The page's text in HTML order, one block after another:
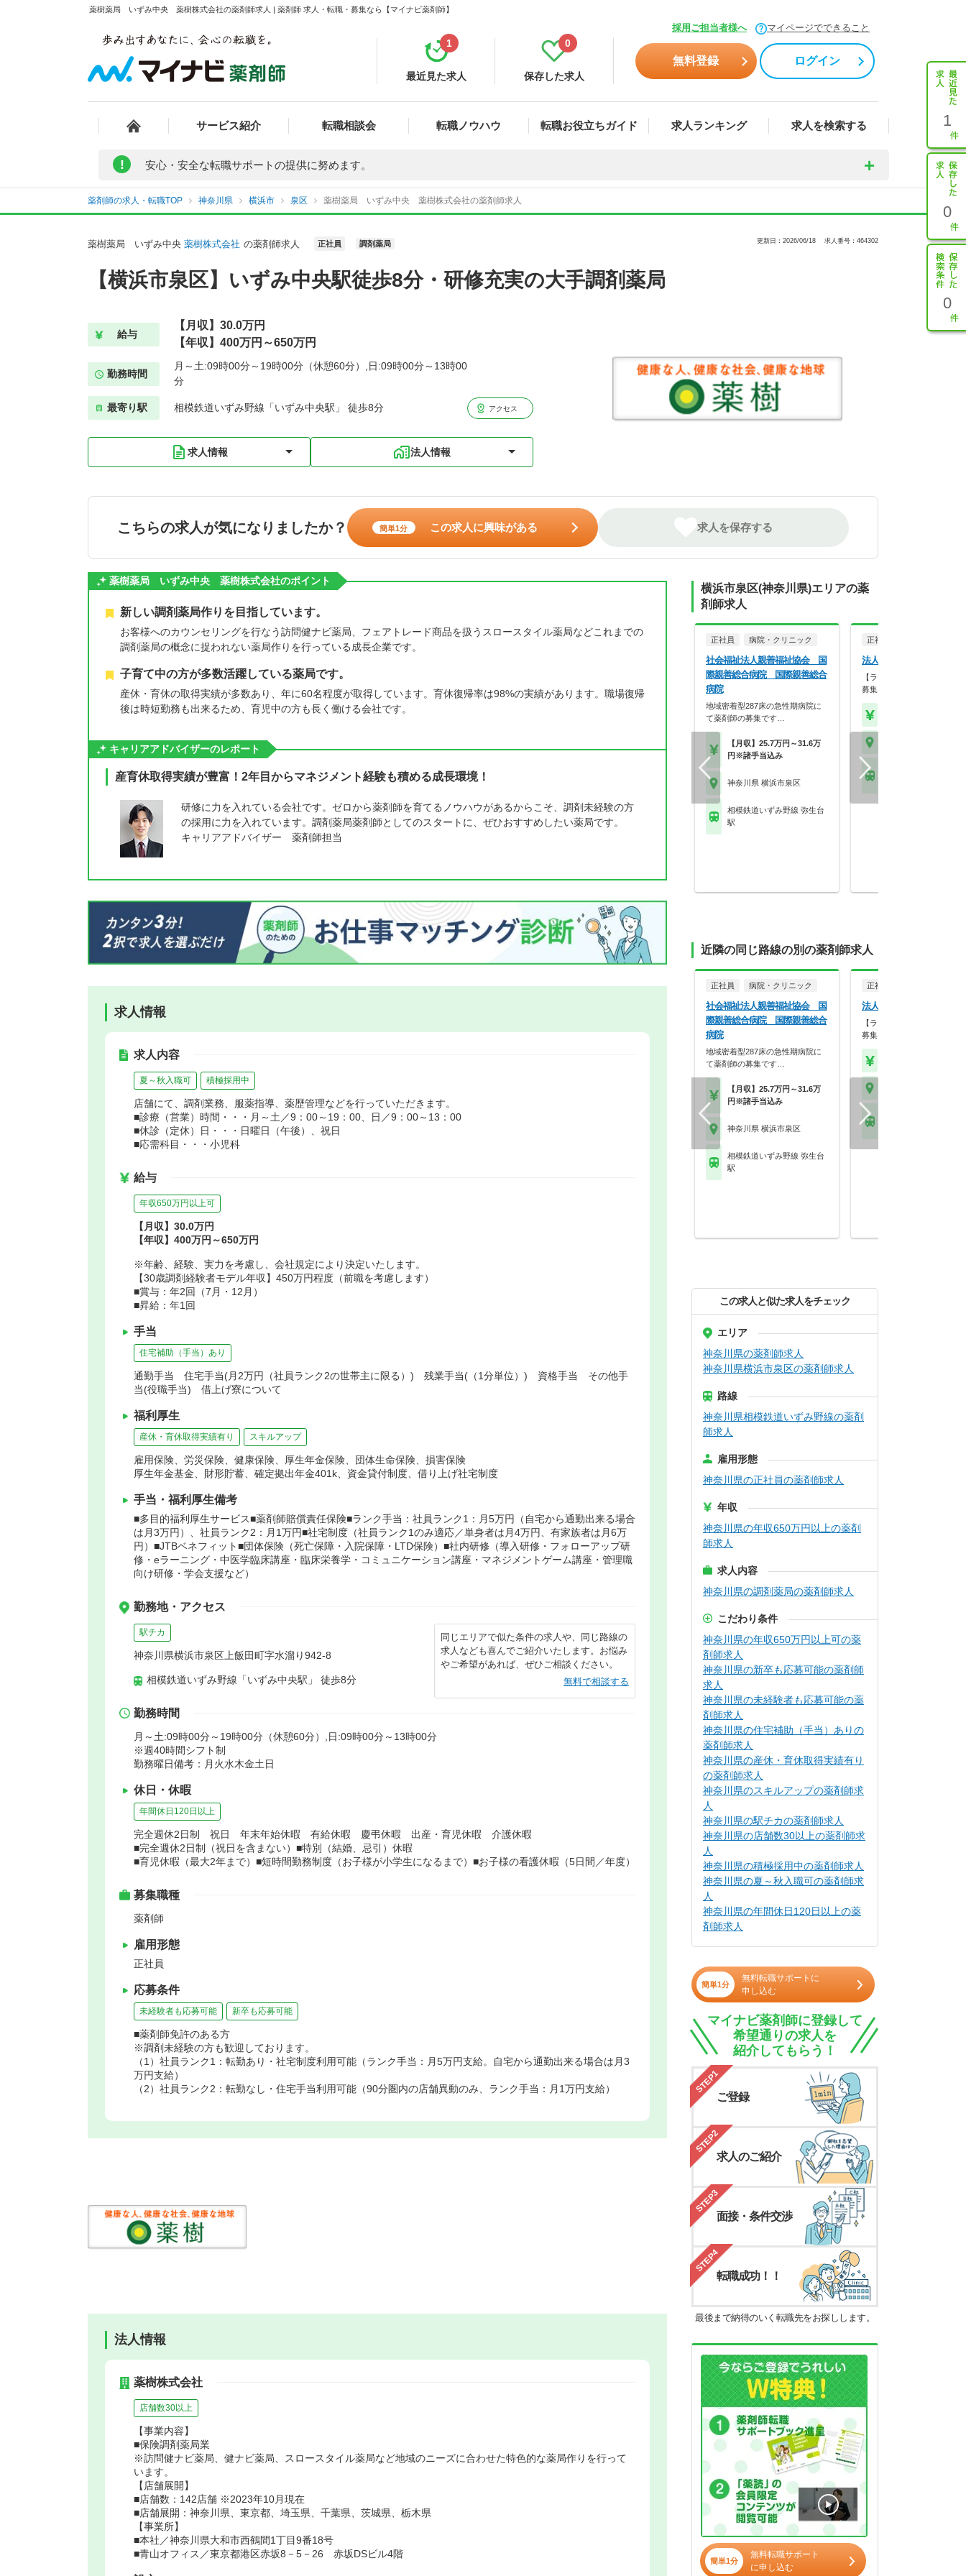
薬樹薬局 いずみ中央 薬樹株式会社の薬剤師求人 | 薬剤師 求人・転職・募集なら【マイナビ薬剤師】
採用ご担当者様へ マイページでできること
最近見た求人
1
保存した求人
0
無料登録 ログイン
サービス紹介 転職相談会 転職ノウハウ 転職お役立ちガイド 求人ランキング 求人を検索する 1
0
0
! 安心・安全な転職サポートの提供に努めます。
薬剤師の求人・転職TOP 神奈川県 横浜市 泉区 薬樹薬局 いずみ中央 薬樹株式会社の薬剤師求人
薬樹薬局 いずみ中央 薬樹株式会社 の薬剤師求人 正社員 調剤薬局 更新日：2026/06/18 求人番号：464302
【横浜市泉区】いずみ中央駅徒歩8分・研修充実の大手調剤薬局
給与
【月収】30.0万円
【年収】400万円～650万円
勤務時間
月～土:09時00分～19時00分（休憩60分）,日:09時00分～13時00
分
最寄り駅 相模鉄道いずみ野線「いずみ中央駅」 徒歩8分 アクセス
求人情報 法人情報
こちらの求人が気になりましたか？ 簡単1分 この求人に興味がある 求人を保存する
薬樹薬局 いずみ中央 薬樹株式会社のポイント
新しい調剤薬局作りを目指しています。
お客様へのカウンセリングを行なう訪問健ナビ薬局、フェアトレード商品を扱うスロースタイル薬局などこれまでの
調剤薬局の概念に捉われない薬局作りを行っている成長企業です。
子育て中の方が多数活躍している薬局です。
産休・育休の取得実績が多数あり、年に60名程度が取得しています。育休復帰率は98%の実績があります。職場復帰
後は時短勤務も出来るため、育児中の方も長く働ける会社です。
キャリアアドバイザーのレポート
産育休取得実績が豊富！2年目からマネジメント経験も積める成長環境！
研修に力を入れている会社です。ゼロから薬剤師を育てるノウハウがあるからこそ、調剤未経験の方
の採用に力を入れています。調剤薬局薬剤師としてのスタートに、ぜひおすすめしたい薬局です。
キャリアアドバイザー 薬剤師担当
求人情報
求人内容
夏～秋入職可 積極採用中
店舗にて、調剤業務、服薬指導、薬歴管理などを行っていただきます。
■診療（営業）時間・・・月～土／9：00～19：00、日／9：00～13：00
■休診（定休）日・・・日曜日（午後）、祝日
■応需科目・・・小児科
給与
年収650万円以上可
【月収】30.0万円
【年収】400万円～650万円
※年齢、経験、実力を考慮し、会社規定により決定いたします。
【30歳調剤経験者モデル年収】450万円程度（前職を考慮します）
■賞与：年2回（7月・12月）
■昇給：年1回
手当
住宅補助（手当）あり
通勤手当 住宅手当(月2万円（社員ランク2の世帯主に限る）) 残業手当(（1分単位）) 資格手当 その他手
当(役職手当) 借上げ寮について
福利厚生
産休・育休取得実績有り スキルアップ
雇用保険、労災保険、健康保険、厚生年金保険、団体生命保険、損害保険
厚生年金基金、財形貯蓄、確定拠出年金401k、資金貸付制度、借り上げ社宅制度
手当・福利厚生備考
■多目的福利厚生サービス■薬剤師賠償責任保険■ランク手当：社員ランク1：月5万円（自宅から通勤出来る場合
は月3万円）、社員ランク2：月1万円■社宅制度（社員ランク1のみ適応／単身者は月4万円、有家族者は月6万
円）■JTBベネフィット■団体保険（死亡保障・入院保障・LTD保険）■社内研修（導入研修・フォローアップ研
修・eラーニング・中医学臨床講座・臨床栄養学・コミュニケーション講座・マネジメントゲーム講座・管理職
向け研修・学会支援など）
勤務地・アクセス
駅チカ
神奈川県横浜市泉区上飯田町字水溜り942-8
相模鉄道いずみ野線「いずみ中央駅」 徒歩8分
同じエリアで似た条件の求人や、同じ路線の
求人なども喜んでご紹介いたします。お悩み
やご希望があれば、ぜひご相談ください。
無料で相談する
勤務時間
月～土:09時00分～19時00分（休憩60分）,日:09時00分～13時00分
※週40時間シフト制
勤務曜日備考：月火水木金土日
休日・休暇
年間休日120日以上
完全週休2日制 祝日 年末年始休暇 有給休暇 慶弔休暇 出産・育児休暇 介護休暇
■完全週休2日制（祝日を含まない）■特別（結婚、忌引）休暇
■育児休暇（最大2年まで）■短時間勤務制度（お子様が小学生になるまで）■お子様の看護休暇（5日間／年度）
募集職種
薬剤師
雇用形態
正社員
応募条件
未経験者も応募可能 新卒も応募可能
■薬剤師免許のある方
※調剤未経験の方も歓迎しております。
（1）社員ランク1：転勤あり・社宅制度利用可能（ランク手当：月5万円支給。自宅から通勤出来る場合は月3
万円支給）
（2）社員ランク2：転勤なし・住宅手当利用可能（90分圏内の店舗異動のみ、ランク手当：月1万円支給）
法人情報
薬樹株式会社
店舗数30以上
【事業内容】
■保険調剤薬局業
※訪問健ナビ薬局、健ナビ薬局、スロースタイル薬局など地域のニーズに合わせた特色的な薬局作りを行って
います。
【店舗展開】
■店舗数：142店舗 ※2023年10月現在
■店舗展開：神奈川県、東京都、埼玉県、千葉県、茨城県、栃木県
【事業所】
■本社／神奈川県大和市西鶴間1丁目9番18号
■青山オフィス／東京都港区赤坂8－5－26 赤坂DSビル4階
横浜市泉区(神奈川県)エリアの薬
剤師求人
正社員 病院・クリニック
社会福祉法人親善福祉協会 国
際親善総合病院 国際親善総合
病院
地域密着型287床の急性期病院に
て薬剤師の募集です…
【月収】25.7万円～31.6万
円※諸手当込み
神奈川県 横浜市泉区
相模鉄道いずみ野線 弥生台
駅
正社員
法人名非公開
【ラウンダー兼マネージャ
募集】全国に100店…
近隣の同じ路線の別の薬剤師求人
正社員 病院・クリニック
社会福祉法人親善福祉協会 国
際親善総合病院 国際親善総合
病院
地域密着型287床の急性期病院に
て薬剤師の募集です…
【月収】25.7万円～31.6万
円※諸手当込み
神奈川県 横浜市泉区
相模鉄道いずみ野線 弥生台
駅
正社員
法人名非公開
【ラウンダー兼マネージャ
募集】全国に100店…
この求人と似た求人をチェック
エリア
神奈川県の薬剤師求人
神奈川県横浜市泉区の薬剤師求人
路線
神奈川県相模鉄道いずみ野線の薬剤
師求人
雇用形態
神奈川県の正社員の薬剤師求人
年収
神奈川県の年収650万円以上の薬剤
師求人
求人内容
神奈川県の調剤薬局の薬剤師求人
こだわり条件
神奈川県の年収650万円以上可の薬
剤師求人
神奈川県の新卒も応募可能の薬剤師
求人
神奈川県の未経験者も応募可能の薬
剤師求人
神奈川県の住宅補助（手当）ありの
薬剤師求人
神奈川県の産休・育休取得実績有り
の薬剤師求人
神奈川県のスキルアップの薬剤師求
人
神奈川県の駅チカの薬剤師求人
神奈川県の店舗数30以上の薬剤師求
人
神奈川県の積極採用中の薬剤師求人
神奈川県の夏～秋入職可の薬剤師求
人
神奈川県の年間休日120日以上の薬
剤師求人
簡単1分
無料転職サポートに
申し込む
マイナビ薬剤師に登録して
希望通りの求人を
紹介してもらう！
STEP1
ご登録
STEP2
求人のご紹介
STEP3
面接・条件交渉
STEP4
転職成功！！
最後まで納得のいく転職先をお探しします。
簡単1分
無料転職サポート
に申し込む